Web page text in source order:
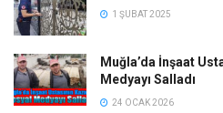
1 ŞUBAT 2025
Muğla’da İnşaat
Medyayı Salladı
24 OCAK 2026